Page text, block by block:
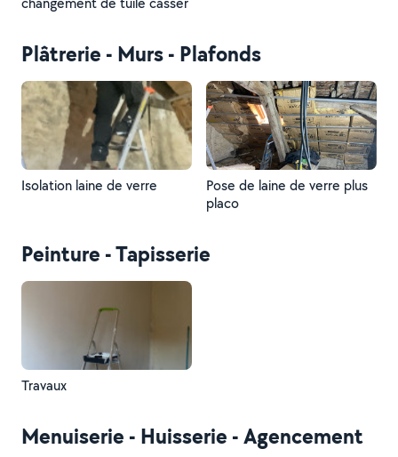
Plâtrerie - Murs - Plafonds
Isolation laine de verre
Pose de laine de verre plus
placo
Peinture - Tapisserie
Travaux
Menuiserie - Huisserie - Agencement